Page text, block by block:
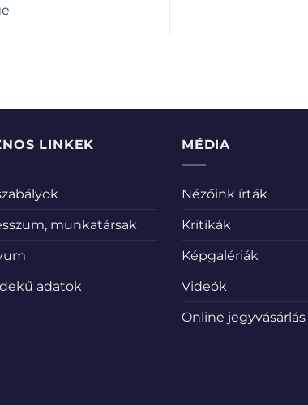
LINKEK
munkatársak
adatok
MÉDIA
Nézőink írták
Kritikák
Képgalériák
Videók
Online jegyvásárlás